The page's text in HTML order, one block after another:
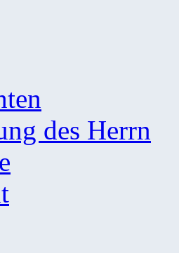
des Herrn